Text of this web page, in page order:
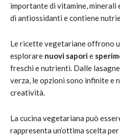
importante di vitamine, minerali
di antiossidanti e contiene
Le ricette vegetariane offrono
esplorare nuovi saporie
freschi e nutrienti. Dalle
verza, le opzioni sono infinite e
creatività.
La cucina vegetariana può
rappresenta un’ottima scelta